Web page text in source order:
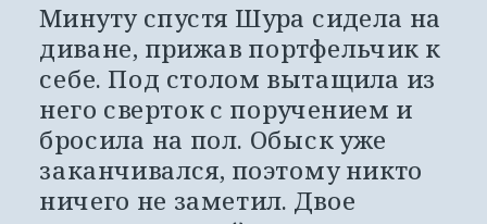
Минуту спустя Шура сидела на
диване, прижав портфельчик к
себе. Под столом вытащила из
него сверток с поручением и
бросила на пол. Обыск уже
заканчивался, поэтому никто
ничего не заметил. Двое